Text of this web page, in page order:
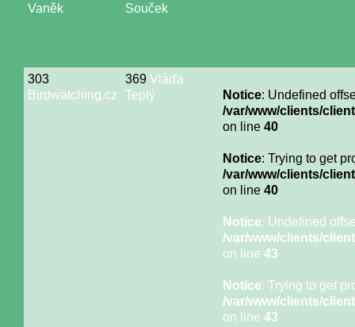
Vaněk
Souček
303
Birdwatching.cz
369 Vláďa
Teplý
Notice: Undefined
/var/www/clients/
on line 40
Notice: Trying to get
/var/www/clients/
on line 40
Notice: Undefined
/var/www/clients/
on line 43
Notice: Trying to get
/var/www/clients/
on line 43